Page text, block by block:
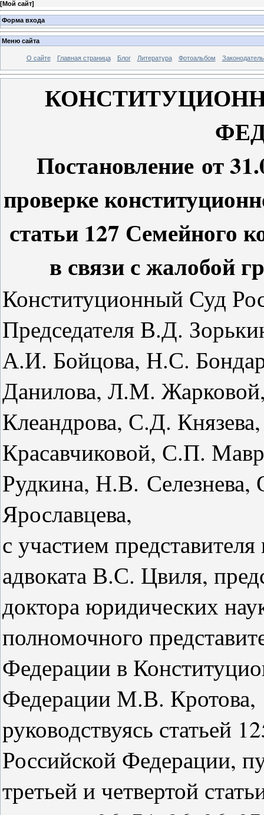
[Мой сайт]
Форма входа
Меню сайта
О сайте Главная страница Блог Литература Фотоальбом
Постановление от
проверке
статьи 127 Семейного
в связи с жалобой
Конституционный Суд
Председателя В.Д.
А.И. Бойцова, Н.С.
Данилова, Л.М.
Клеандрова, С.Д.
Красавчиковой, С.П.
Рудкина, Н.В.
Ярославцева,
с участием представ
адвоката В.С. Цвиля,
доктора юридических
полномочного
Федерации в
Федерации М.В. Кротова,
руководствуясь статьей
Российской Федерации,
третьей и четвертой